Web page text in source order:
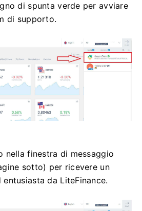
di spunta verde per avviare
di supporto.
nella finestra di messaggio
sotto) per ricevere un
da LiteFinance.